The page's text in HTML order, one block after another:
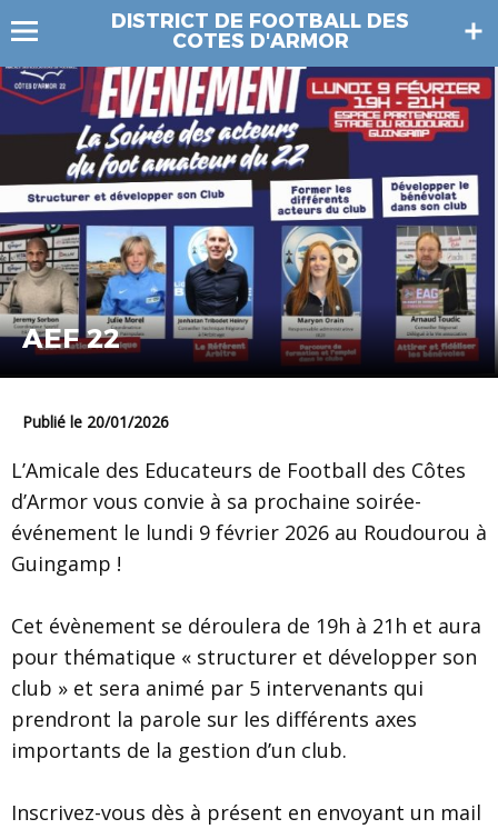
DISTRICT DE FOOTBALL DES
COTES D'ARMOR
AEF 22
Publié le 20/01/2026
L’Amicale des Educateurs de Football des Côtes
d’Armor vous convie à sa prochaine soirée-
événement le lundi 9 février 2026 au Roudourou à
Guingamp !
Cet évènement se déroulera de 19h à 21h et aura
pour thématique « structurer et développer son
club » et sera animé par 5 intervenants qui
prendront la parole sur les différents axes
importants de la gestion d’un club.
Inscrivez-vous dès à présent en envoyant un mail